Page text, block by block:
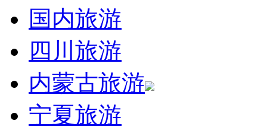
国内旅游
四川旅游
内蒙古旅游
宁夏旅游